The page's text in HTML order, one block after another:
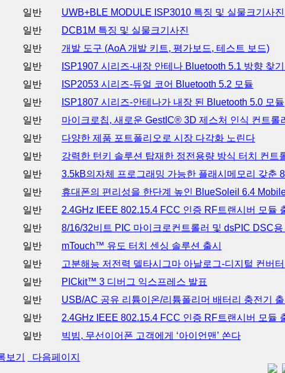
일반
UWB+BLE MODULE ISP3010 특징 및 실물크기사진
일반
DCB1M 특징 및 실물크기사진
일반
개발 도구 (AoA 개발 키트, 평가보드, 테스트 보드)
일반
ISP1907 시리즈-내장 안테나 Bluetooth 5.1 방향 찾
일반
ISP2053 시리즈-듀얼 코어 Bluetooth 5.2 모듈
일반
ISP1807 시리즈-안테나가 내장 된 Bluetooth 5.0 모듈
일반
마이크로칩, 새로운 GestIC® 3D 제스처 인식 컨트롤
일반
다양한 제품 포트폴리오로 시장 다각화 노린다
일반
강력한 턴키 솔루션 탑재한 정전용량 방식 터치 컨트
일반
3.5kB의자체 프로그래밍 가능한 플래시메모리 갖춘
일반
휴대폰의 편리성을 한단계 높인 BlueSoleil 6.4
일반
2.4GHz IEEE 802.15.4 FCC 인증 RF트랜시버 모듈
일반
8/16/32비트 PIC 마이크로컨트롤러 및 dsPIC DSC
일반
mTouch™ 유도 터치 센싱 솔루션 출시
일반
고분해능 저전력 델타시그마 아날로그-디지털 컨버
일반
PICkit™ 3 디버그 익스프레스 발표
일반
USB/AC 공유 리튬이온/리튬폴리머 배터리 충전기
일반
2.4GHz IEEE 802.15.4 FCC 인증 RF트랜시버 모듈
일반 빅빔, 무선이어폰 고객에게 ‘아이언맨’ 쏜다
기 다음페이지